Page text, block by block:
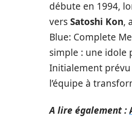
débute en 1994,
versSatoshi Kon,
Blue: Complete
simple : une idole
Initialement
l’équipe à
A lire également :